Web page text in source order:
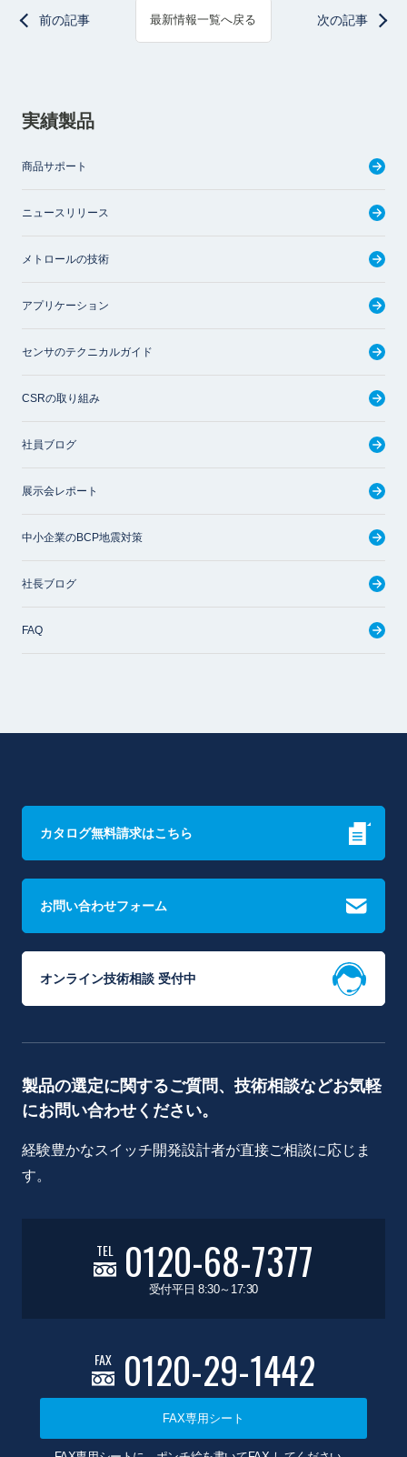
前の記事 最新情報一覧へ戻る 次の記事
実績製品
商品サポート
ニュースリリース
メトロールの技術
アプリケーション
センサのテクニカルガイド
CSRの取り組み
社員ブログ
展示会レポート
中小企業のBCP地震対策
社長ブログ
FAQ
カタログ無料請求はこちら
お問い合わせフォーム
オンライン技術相談 受付中
製品の選定に関するご質問、技術相談などお気軽
にお問い合わせください。
経験豊かなスイッチ開発設計者が直接ご相談に応じま
す。
TEL 0120-68-7377
受付平日 8:30～17:30
FAX 0120-29-1442
FAX専用シート